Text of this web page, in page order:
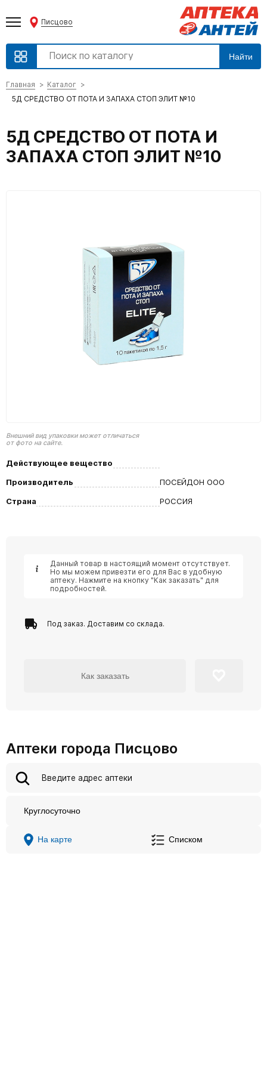
Писцово
Найти
Главная
Каталог
5Д СРЕДСТВО ОТ ПОТА И ЗАПАХА СТОП ЭЛИТ №10
5Д СРЕДСТВО ОТ ПОТА И
ЗАПАХА СТОП ЭЛИТ №10
Внешний вид упаковки может отличаться
от фото на сайте.
Действующее вещество
Производитель
ПОСЕЙДОН ООО
Страна
РОССИЯ
Данный товар в настоящий момент отсутствует.
Но мы можем привезти его для Вас в удобную
аптеку. Нажмите на кнопку "Как заказать" для
подробностей.
Под заказ. Доставим со склада.
Как заказать
Аптеки города Писцово
Круглосуточно
На карте Списком